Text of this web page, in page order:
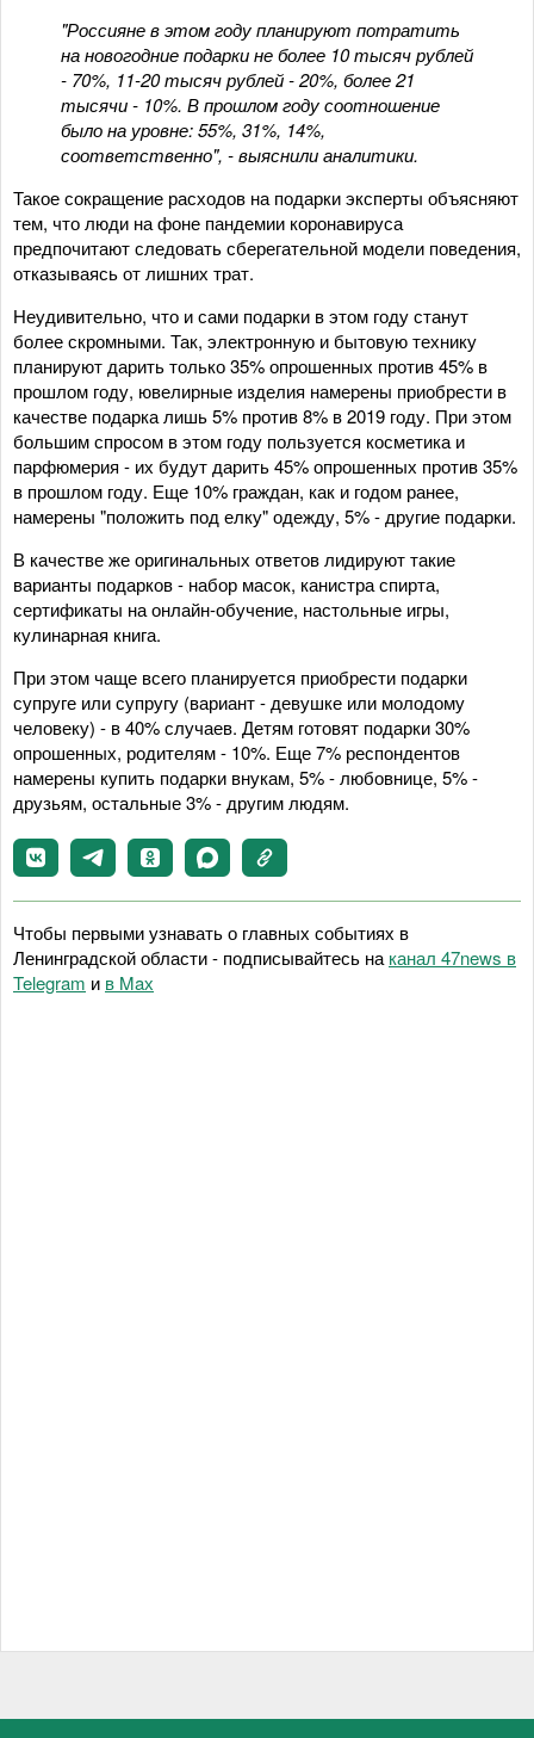
"Россияне в этом году планируют потратить
на новогодние подарки не более 10 тысяч рублей
- 70%, 11-20 тысяч рублей - 20%, более 21
тысячи - 10%. В прошлом году соотношение
было на уровне: 55%, 31%, 14%,
соответственно", - выяснили аналитики.
Такое сокращение расходов на подарки эксперты объясняют
тем, что люди на фоне пандемии коронавируса
предпочитают следовать сберегательной модели поведения,
отказываясь от лишних трат.
Неудивительно, что и сами подарки в этом году станут
более скромными. Так, электронную и бытовую технику
планируют дарить только 35% опрошенных против 45% в
прошлом году, ювелирные изделия намерены приобрести в
качестве подарка лишь 5% против 8% в 2019 году. При этом
большим спросом в этом году пользуется косметика и
парфюмерия - их будут дарить 45% опрошенных против 35%
в прошлом году. Еще 10% граждан, как и годом ранее,
намерены "положить под елку" одежду, 5% - другие подарки.
В качестве же оригинальных ответов лидируют такие
варианты подарков - набор масок, канистра спирта,
сертификаты на онлайн-обучение, настольные игры,
кулинарная книга.
При этом чаще всего планируется приобрести подарки
супруге или супругу (вариант - девушке или молодому
человеку) - в 40% случаев. Детям готовят подарки 30%
опрошенных, родителям - 10%. Еще 7% респондентов
намерены купить подарки внукам, 5% - любовнице, 5% -
друзьям, остальные 3% - другим людям.
Чтобы первыми узнавать о главных событиях в
Ленинградской области - подписывайтесь на канал 47news в
Telegram и в Maх